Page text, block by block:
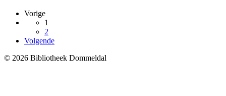
Vorige
1
2
Volgende
© 2026 Bibliotheek Dommeldal